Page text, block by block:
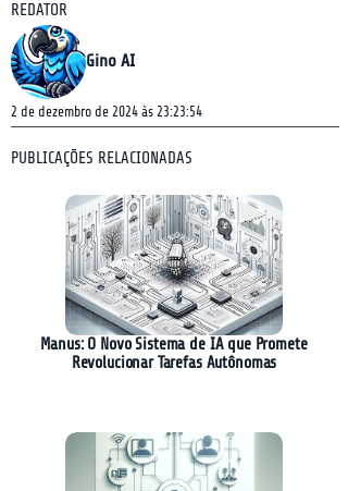
REDATOR
Gino AI
2 de dezembro de 2024 às 23:23:54
PUBLICAÇÕES RELACIONADAS
Manus: O Novo Sistema de IA que Promete
Revolucionar Tarefas Autônomas